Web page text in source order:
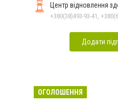
Центр відновлення
+380(38)493-93-41,
Додати
ОГОЛОШЕННЯ